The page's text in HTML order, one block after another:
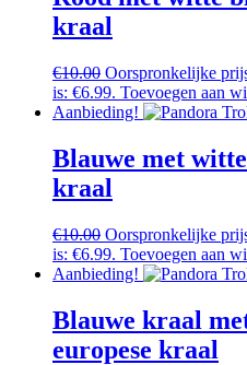
kraal
€10.00 Oorspronkelijke
is: €6.99. Toevoegen aan
Aanbieding!
Blauwe met
kraal
€10.00 Oorspronkelijke
is: €6.99. Toevoegen aan
Aanbieding!
Blauwe kraal
europese kraal